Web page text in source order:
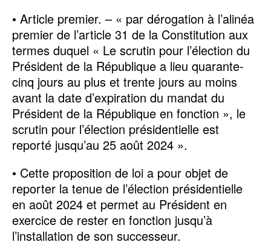
• Article premier. – « par dérogation à l’alinéa
premier de l’article 31 de la Constitution aux
termes duquel « Le scrutin pour l’élection du
Président de la République a lieu quarante-
cinq jours au plus et trente jours au moins
avant la date d’expiration du mandat du
Président de la République en fonction », le
scrutin pour l’élection présidentielle est
reporté jusqu’au 25 août 2024 ».
• Cette proposition de loi a pour objet de
reporter la tenue de l’élection présidentielle
en août 2024 et permet au Président en
exercice de rester en fonction jusqu’à
l’installation de son successeur.